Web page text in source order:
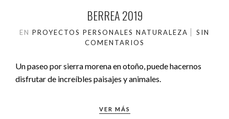
BERREA 2019
EN PROYECTOS PERSONALES NATURALEZA
SIN
COMENTARIOS
Un paseo por sierra morena en otoño, puede hacernos
disfrutar de increíbles paisajes y animales.
VER MÁS